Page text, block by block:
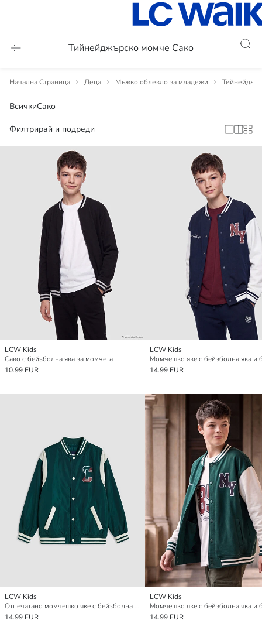
Тийнейджърско момче Сако
Начална Страница Деца Мъжко облекло за младежи
ВсичкиСако
Филтрирай и подреди
LCW Kids
Сако с бейзболна яка за момчета
10.99 EUR
LCW Kids
14.99 EUR
LCW Kids
Отпечатано момчешко яке с бейзболна яка
14.99 EUR
LCW Kids
14.99 EUR